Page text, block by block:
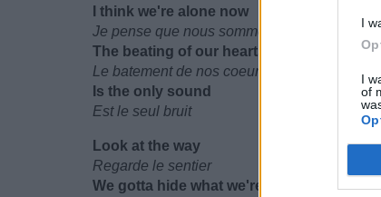
I
I
of
I think we're alone now
Je pense que nous sommes seuls à présent
The beating of our hearts
Le batement de nos coeurs
Is the only sound
Est le seul bruit
Look at the way
Regarde le sentier
We gotta hide what we're doing